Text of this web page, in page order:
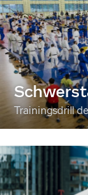
Trainingsdrill